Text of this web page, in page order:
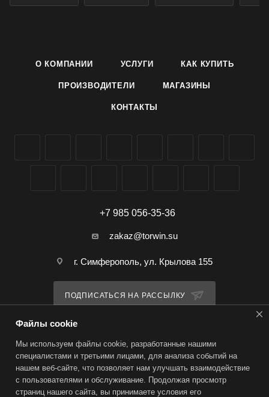
О КОМПАНИИ УСЛУГИ КАК КУПИТЬ
ПРОИЗВОДИТЕЛИ МАГАЗИНЫ
КОНТАКТЫ
+7 985 056-35-36
zakaz@torwin.su
г. Симферополь, ул. Крылова 155
ПОДПИСАТЬСЯ НА РАССЫЛКУ
2026 © TorWin – интернет-магазин
Файлы cookie
Мы используем файлы cookie, разработанные нашими
специалистами и третьими лицами, для анализа событий на
нашем веб-сайте, что позволяет нам улучшать взаимодействие
с пользователями и обслуживание. Продолжая просмотр
страниц нашего сайта, вы принимаете условия его